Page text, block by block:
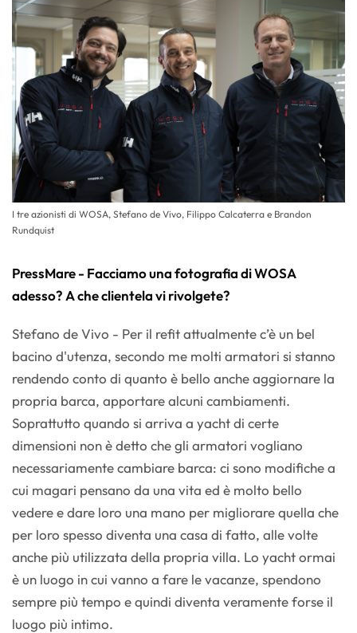
I tre azionisti di WOSA, Stefano de Vivo, Filippo Calcaterra e Brandon
Rundquist
PressMare - Facciamo una fotografia di WOSA
adesso? A che clientela vi rivolgete?
Stefano de Vivo - Per il refit attualmente c’è un bel
bacino d'utenza, secondo me molti armatori si stanno
rendendo conto di quanto è bello anche aggiornare la
propria barca, apportare alcuni cambiamenti.
Soprattutto quando si arriva a yacht di certe
dimensioni non è detto che gli armatori vogliano
necessariamente cambiare barca: ci sono modifiche a
cui magari pensano da una vita ed è molto bello
vedere e dare loro una mano per migliorare quella che
per loro spesso diventa una casa di fatto, alle volte
anche più utilizzata della propria villa. Lo yacht ormai
è un luogo in cui vanno a fare le vacanze, spendono
sempre più tempo e quindi diventa veramente forse il
luogo più intimo.